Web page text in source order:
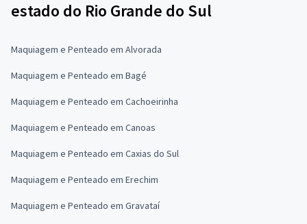
estado do Rio Grande do Sul
Maquiagem e Penteado em Alvorada
Maquiagem e Penteado em Bagé
Maquiagem e Penteado em Cachoeirinha
Maquiagem e Penteado em Canoas
Maquiagem e Penteado em Caxias do Sul
Maquiagem e Penteado em Erechim
Maquiagem e Penteado em Gravataí